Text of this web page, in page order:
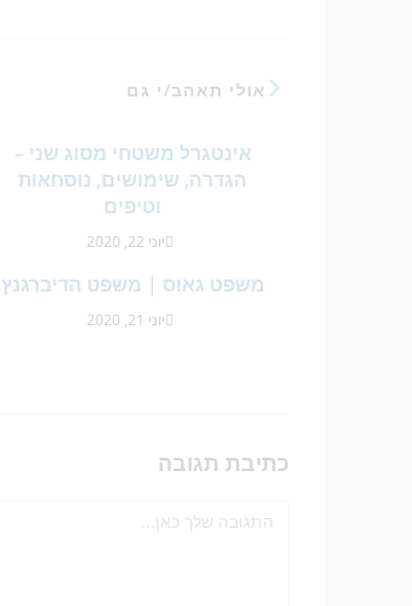
אולי תאהב/י גם
אינטגרל משטחי מסוג שני –
הגדרה, שימושים, נוסחאות
וטיפים
יוני 22, 2020
משפט גאוס | משפט הדיברגנץ
יוני 21, 2020
כתיבת תגובה